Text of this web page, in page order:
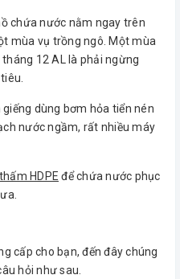
chứa nước nằm ngay trên
mùa vụ trồng ngô. Một mùa
12 AL là phải ngừng
dùng bơm hỏa tiển nén
nước ngầm, rất nhiều máy
HDPE để chứa nước phục
cấp cho bạn, đến đây chúng
hỏi như sau.